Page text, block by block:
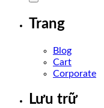
Trang
Blog
Cart
Corporate
Lưu trữ